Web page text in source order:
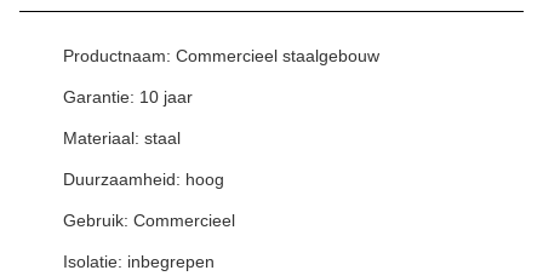
Productnaam: Commercieel staalgebouw
Garantie: 10 jaar
Materiaal: staal
Duurzaamheid: hoog
Gebruik: Commercieel
Isolatie: inbegrepen